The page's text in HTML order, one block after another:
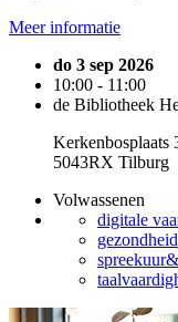
Meer informatie
do 3 sep 2026
10:00 - 11:00
de Bibliotheek
Kerkenbosplaats
5043RX Tilburg
Volwassenen
digitale
gezondheid